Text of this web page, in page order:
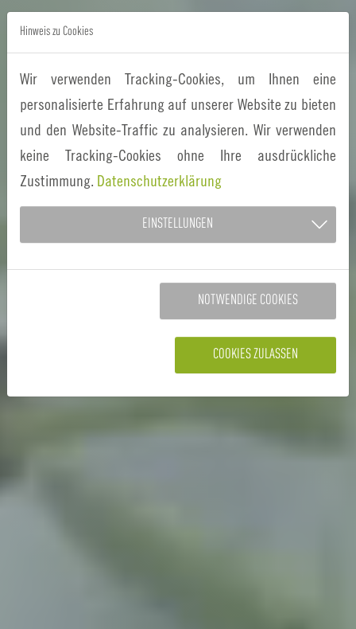
Hinweis zu Cookies
Wir verwenden Tracking-Cookies, um Ihnen eine
personalisierte Erfahrung auf unserer Website zu bieten
und den Website-Traffic zu analysieren. Wir verwenden
keine Tracking-Cookies ohne Ihre ausdrückliche
Zustimmung. Datenschutzerklärung
EINSTELLUNGEN
NOTWENDIGE COOKIES
COOKIES ZULASSEN